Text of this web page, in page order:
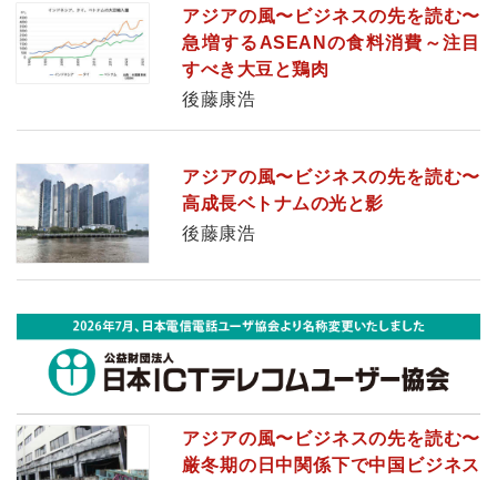
アジアの風〜ビジネスの先を読む〜
急増するASEANの食料消費～注目
すべき大豆と鶏肉
後藤康浩
アジアの風〜ビジネスの先を読む〜
高成長ベトナムの光と影
後藤康浩
アジアの風〜ビジネスの先を読む〜
厳冬期の日中関係下で中国ビジネス